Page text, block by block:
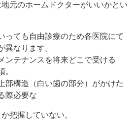
元のホームドクターがいいかとい
っても自由診療のため各医院にて
異なります。
ンテナンスを将来どこで受ける
。
部構造（白い歯の部分）がかけた
際必要な
把握していない。